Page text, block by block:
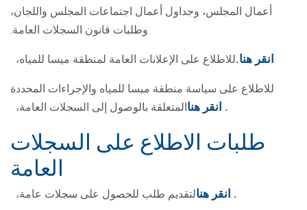
أعمال المجلس، وجداول أعمال اجتماعات المجلس واللجان،
وطلبات قانون السجلات العامة.
للاطلاع على الإعلانات العامة لمنطقة ميسا للمياه،انقر هنا.
للاطلاع على سياسة منطقة ميسا للمياه والإجراءات المحددة
المتعلقة بالوصول إلى السجلات العامة،انقر هنا
طلبات الاطلاع على السجلات
العامة
لتقديم طلب للحصول على سجلات عامة،انقر هنا